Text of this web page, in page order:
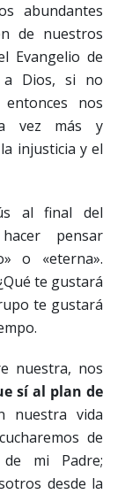
abundantes
de nuestros
Evangelio de
a Dios, si no
nos
vez más y
injusticia y el
al final del
pensar
o «eterna».
te gustará
te gustará
nuestra, nos
sí al plan de
nuestra vida
de
de mi Padre;
desde la